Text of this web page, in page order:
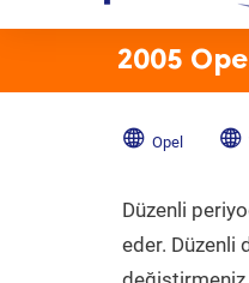
2005
Opel
Düzenli
eder. Düzenli